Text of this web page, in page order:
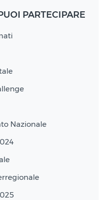
PARTECIPARE
Nazionale